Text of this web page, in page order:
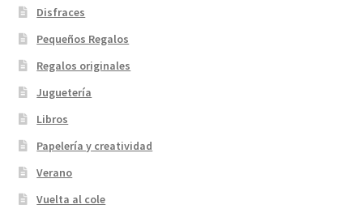
Disfraces
Pequeños Regalos
Regalos originales
Juguetería
Libros
Papelería y creatividad
Verano
Vuelta al cole